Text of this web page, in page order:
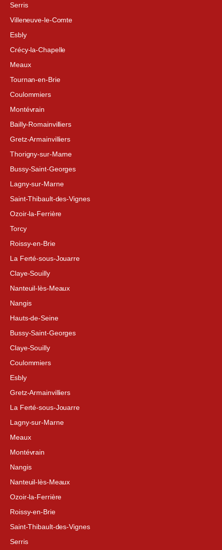
Serris
Villeneuve-le-Comte
Esbly
Crécy-la-Chapelle
Meaux
Tournan-en-Brie
Coulommiers
Montévrain
Bailly-Romainvilliers
Gretz-Armainvilliers
Thorigny-sur-Marne
Bussy-Saint-Georges
Lagny-sur-Marne
Saint-Thibault-des-Vignes
Ozoir-la-Ferrière
Torcy
Roissy-en-Brie
La Ferté-sous-Jouarre
Claye-Souilly
Nanteuil-lès-Meaux
Nangis
Hauts-de-Seine
Bussy-Saint-Georges
Claye-Souilly
Coulommiers
Esbly
Gretz-Armainvilliers
La Ferté-sous-Jouarre
Lagny-sur-Marne
Meaux
Montévrain
Nangis
Nanteuil-lès-Meaux
Ozoir-la-Ferrière
Roissy-en-Brie
Saint-Thibault-des-Vignes
Serris